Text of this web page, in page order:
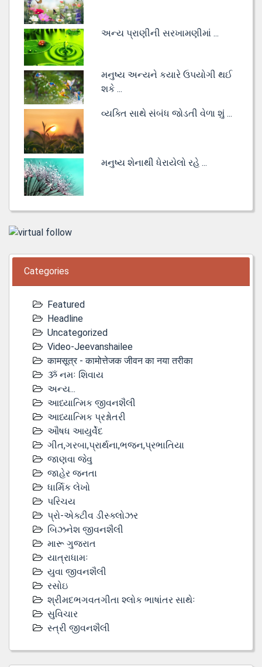
અન્ય પ્રાણીની સરખામણીમાં ...
મનુષ્ય અન્યને કયારે ઉપયોગી થઈ
શકે ...
વ્યક્તિ સાથે સંબંધ જોડતી વેળા શું ...
મનુષ્ય શેનાથી ધેરાયેલો રહે ...
Categories
Featured
Headline
Uncategorized
Video-Jeevanshailee
कामसूत्र - कामोत्तेजक जीवन का नया तरीका
ૐ નમઃ શિવાય
અન્ય...
આધ્યાત્મિક જીવનશૈલી
આધ્યાત્મિક પ્રશ્નોતરી
ઔષધ આયુર્વેદ
ગીત,ગરબા,પ્રાર્થના,ભજન,પ્રભાતિયા
જાણવા જેવુ
જાહેર જનતા
ધાર્મિક લેખો
પરિચય
પ્રો-એક્ટીવ ડીસ્‍ક્લોઝર
બિઝનેશ જીવનશૈલી
મારૂ ગુજરાત
યાત્રાધામઃ
યુવા જીવનશૈલી
રસોઇ
શ્રીમદભગવતગીતા શ્લોક ભાષાંતર સાથેઃ
સુવિચાર
સ્ત્રી જીવનશૈલી